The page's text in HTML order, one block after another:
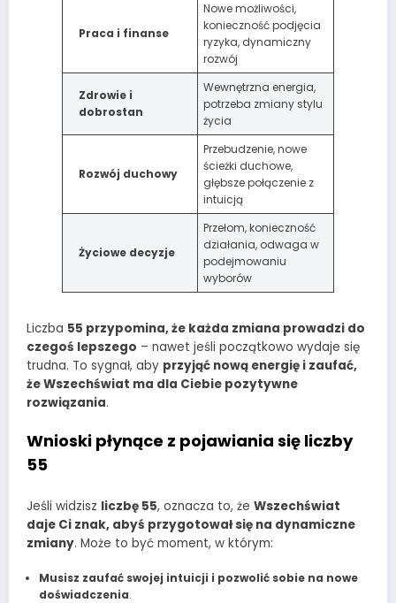
Praca i finanse
Nowe możliwości,
konieczność podjęcia
ryzyka, dynamiczny
rozwój
Zdrowie i
dobrostan
Wewnętrzna energia,
potrzeba zmiany stylu
życia
Rozwój duchowy
Przebudzenie, nowe
ścieżki duchowe,
głębsze połączenie z
intuicją
Życiowe decyzje
Przełom, konieczność
działania, odwaga w
podejmowaniu
wyborów
Liczba 55 przypomina, że każda zmiana prowadzi do
czegoś lepszego – nawet jeśli początkowo wydaje się
trudna. To sygnał, aby przyjąć nową energię i zaufać,
że Wszechświat ma dla Ciebie pozytywne
rozwiązania.
Wnioski płynące z pojawiania się liczby
55
Jeśli widzisz liczbę 55, oznacza to, że Wszechświat
daje Ci znak, abyś przygotował się na dynamiczne
zmiany. Może to być moment, w którym:
Musisz zaufać swojej intuicji i pozwolić sobie na nowe
doświadczenia.